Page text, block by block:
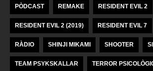
PÒDCAST REMAKE RESIDENT EVIL 2
RESIDENT EVIL 2 (2019) RESIDENT EVIL 7
RÀDIO SHINJI MIKAMI SHOOTER
TEAM PSYKSKALLAR TERROR